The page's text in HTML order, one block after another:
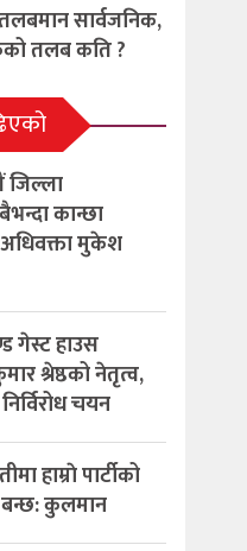
सार्वजनिक,
तलब कति ?
जिल्ला
कान्छा
मुकेश
गेस्ट हाउस
श्रेष्ठको नेतृत्व,
चयन
हाम्राे पार्टीको
कुलमान